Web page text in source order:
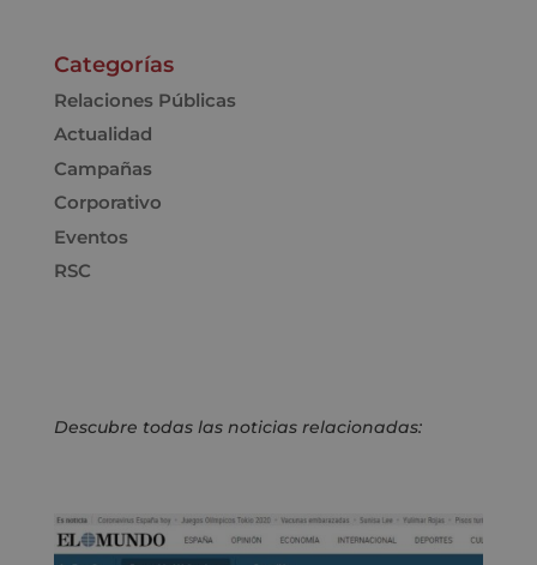
Categorías
Relaciones Públicas
Actualidad
Campañas
Corporativo
Eventos
RSC
Descubre todas las noticias relacionadas: